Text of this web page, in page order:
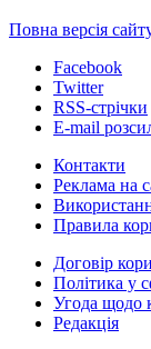
Повна версія
Facebook
Twitter
RSS-стрічки
E-mail
Контакти
Реклама на
Правила
Договір
Політика у
Угода щодо
Редакція